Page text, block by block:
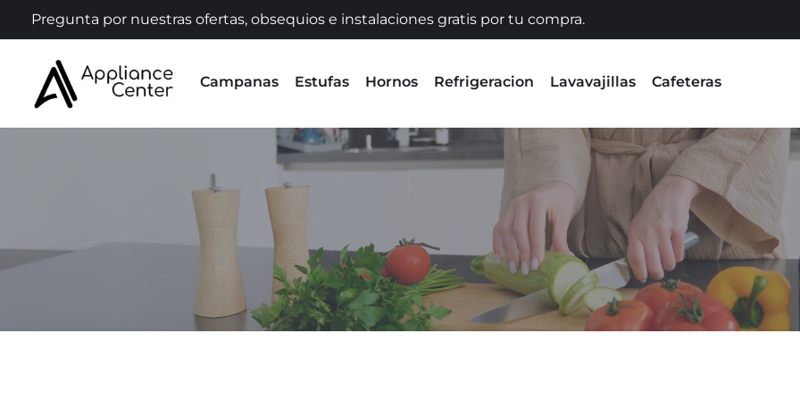
Pregunta por nuestras ofertas, obsequios e instalaciones gratis por tu compra.
Campanas Estufas Hornos Refrigeracion Lavavajillas Cafeteras